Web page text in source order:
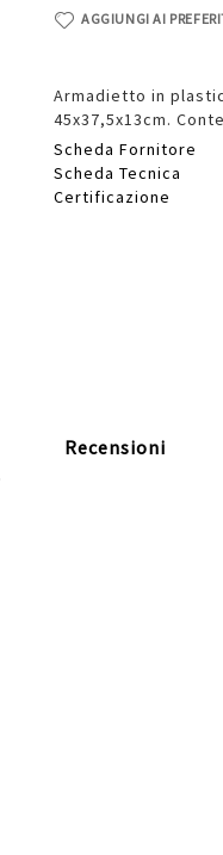
AGGIUNGI AI
Armadietto in
45x37,5x13cm.
Scheda Fornitore
Scheda Tecnica
Certificazione
Recensioni